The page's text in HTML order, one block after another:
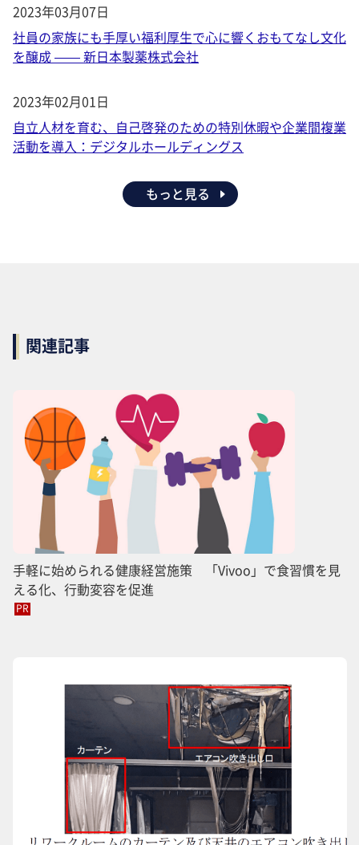
2023年03月07日
社員の家族にも手厚い福利厚生で心に響くおもてなし文化
を醸成 —— 新日本製薬株式会社
2023年02月01日
自立人材を育む、自己啓発のための特別休暇や企業間複業
活動を導入：デジタルホールディングス
もっと見る
関連記事
手軽に始められる健康経営施策 「Vivoo」で食習慣を見
える化、行動変容を促進
PR